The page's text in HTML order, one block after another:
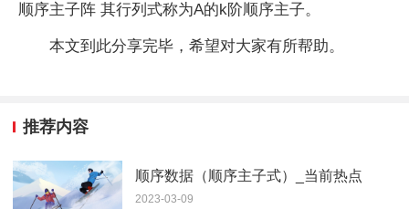
顺序主子阵 其行列式称为A的k阶顺序主子。
本文到此分享完毕，希望对大家有所帮助。
推荐内容
顺序数据（顺序主子式）_当前热点
2023-03-09